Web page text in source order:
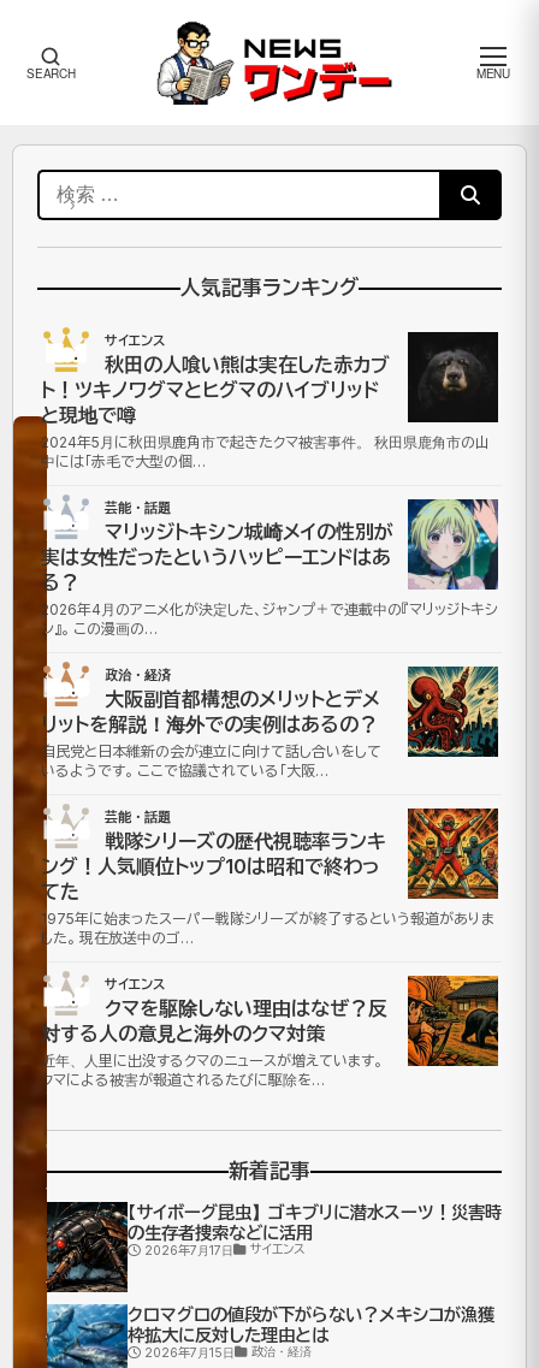
SEARCH MENU
メ
ワ
ン
デ
ー
イ
【脱
原
発】
核
分
裂
発
電
と
ヘ
リ
カ
ル
型
核
融
合
発
索:
人気記事ランキング
No.1
サイエンス
秋田の人喰い熊は実在した赤カブ
ト！ツキノワグマとヒグマのハイブリッド
と現地で噂
2024年5月に秋田県鹿角市で起きたクマ被害事件。 秋田県鹿角市の山
中には「赤毛で大型の個…
No.2
芸能・話題
マリッジトキシン城崎メイの性別が
実は女性だったというハッピーエンドはあ
る？
2026年4月のアニメ化が決定した、ジャンプ＋で連載中の『マリッジトキシ
ン』。 この漫画の…
No.3
政治・経済
大阪副首都構想のメリットとデメ
リットを解説！海外での実例はあるの？
自民党と日本維新の会が連立に向けて話し合いをして
いるようです。 ここで協議されている「大阪…
No.4
芸能・話題
戦隊シリーズの歴代視聴率ランキ
ング！人気順位トップ10は昭和で終わっ
てた
1975年に始まったスーパー戦隊シリーズが終了するという報道がありま
した。 現在放送中のゴ…
No.5
サイエンス
クマを駆除しない理由はなぜ？反
対する人の意見と海外のクマ対策
近年、人里に出没するクマのニュースが増えています。
クマによる被害が報道されるたびに駆除を…
新着記事
【サイボーグ昆虫】ゴキブリに潜水スーツ！災害時
の生存者捜索などに活用
2026年7月17日 サイエンス
クロマグロの値段が下がらない？メキシコが漁獲
枠拡大に反対した理由とは
2026年7月15日 政治・経済